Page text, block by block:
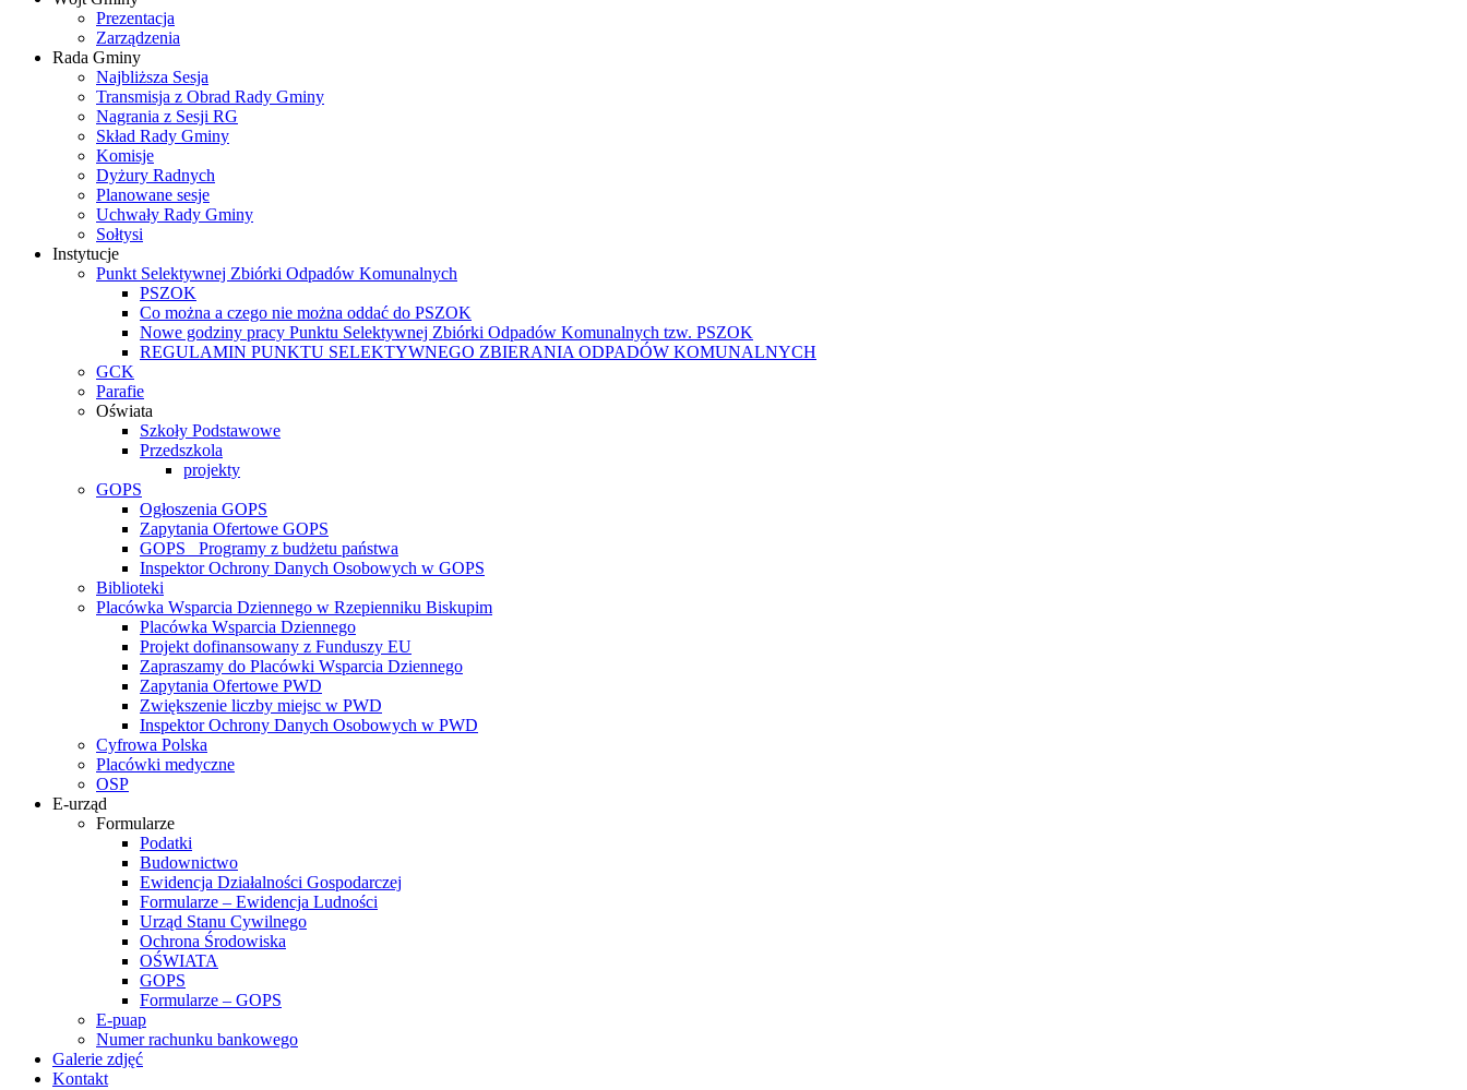
Prezentacja
Zarządzenia
Rada Gminy
Najbliższa Sesja
Transmisja z Obrad Rady Gminy
Nagrania z Sesji RG
Skład Rady Gminy
Komisje
Dyżury Radnych
Planowane sesje
Uchwały Rady Gminy
Sołtysi
Instytucje
Punkt Selektywnej Zbiórki Odpadów Komunalnych
PSZOK
Co można a czego nie można oddać do PSZOK
Nowe godziny pracy Punktu Selektywnej Zbiórki Odpadów Komunalnych tzw. PSZOK
REGULAMIN PUNKTU SELEKTYWNEGO ZBIERANIA ODPADÓW KOMUNALNYCH
GCK
Parafie
Oświata
Szkoły Podstawowe
Przedszkola
projekty
GOPS
Ogłoszenia GOPS
Zapytania Ofertowe GOPS
GOPS_ Programy z budżetu państwa
Inspektor Ochrony Danych Osobowych w GOPS
Biblioteki
Placówka Wsparcia Dziennego w Rzepienniku Biskupim
Placówka Wsparcia Dziennego
Projekt dofinansowany z Funduszy EU
Zapraszamy do Placówki Wsparcia Dziennego
Zapytania Ofertowe PWD
Zwiększenie liczby miejsc w PWD
Inspektor Ochrony Danych Osobowych w PWD
Cyfrowa Polska
Placówki medyczne
OSP
E-urząd
Formularze
Podatki
Budownictwo
Ewidencja Działalności Gospodarczej
Formularze – Ewidencja Ludności
Urząd Stanu Cywilnego
Ochrona Środowiska
OŚWIATA
GOPS
Formularze – GOPS
E-puap
Numer rachunku bankowego
Galerie zdjęć
Kontakt